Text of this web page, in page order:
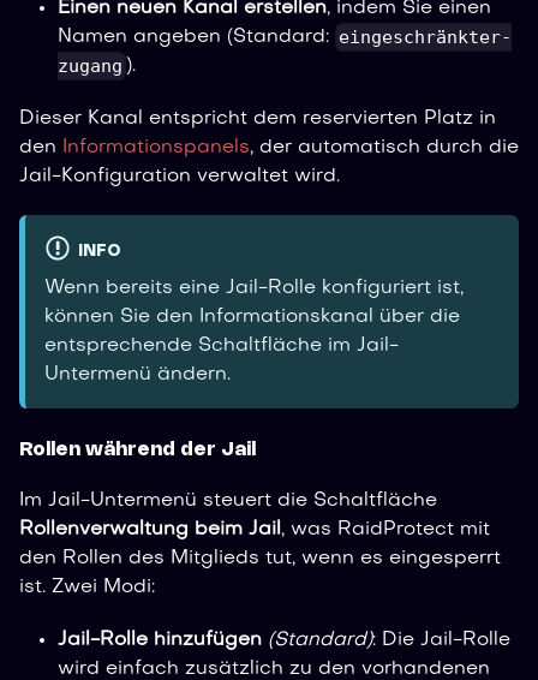
Einen neuen Kanal erstellen, indem Sie einen
Namen angeben (Standard: eingeschränkter-
zugang ).
Dieser Kanal entspricht dem reservierten Platz in
den Informationspanels, der automatisch durch die
Jail-Konfiguration verwaltet wird.
INFO
Wenn bereits eine Jail-Rolle konfiguriert ist,
können Sie den Informationskanal über die
entsprechende Schaltfläche im Jail-
Untermenü ändern.
Rollen während der Jail
Im Jail-Untermenü steuert die Schaltfläche
Rollenverwaltung beim Jail, was RaidProtect mit
den Rollen des Mitglieds tut, wenn es eingesperrt
ist. Zwei Modi:
Jail-Rolle hinzufügen (Standard): Die Jail-Rolle
wird einfach zusätzlich zu den vorhandenen